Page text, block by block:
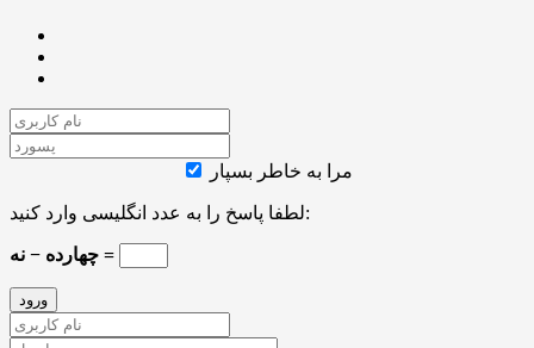
مرا به خاطر بسپار
لطفا پاسخ را به عدد انگلیسی وارد کنید:
چهارده − نه =